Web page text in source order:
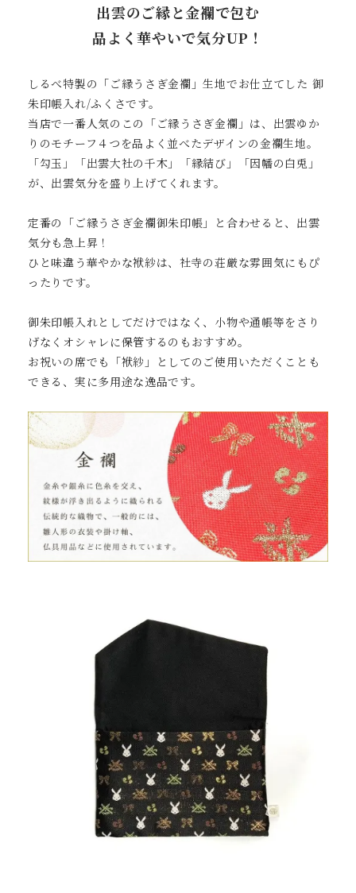
出雲のご縁と金襴で包む
品よく華やいで気分UP！
しるべ特製の「ご縁うさぎ金襴」生地でお仕立てした 御
朱印帳入れ/ふくさです。
当店で一番人気のこの「ご縁うさぎ金襴」は、出雲ゆか
りのモチーフ４つを品よく並べたデザインの金襴生地。
「勾玉」「出雲大社の千木」「縁結び」「因幡の白兎」
が、出雲気分を盛り上げてくれます。
定番の「ご縁うさぎ金襴御朱印帳」と合わせると、出雲
気分も急上昇！
ひと味違う華やかな袱紗は、社寺の荘厳な雰囲気にもぴ
ったりです。
御朱印帳入れとしてだけではなく、小物や通帳等をさり
げなくオシャレに保管するのもおすすめ。
お祝いの席でも「袱紗」としてのご使用いただくことも
できる、実に多用途な逸品です。